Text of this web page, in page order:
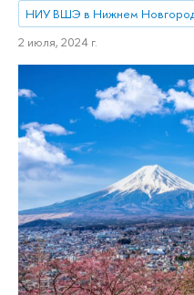
НИУ ВШЭ в Нижнем
2 июля, 2024 г.